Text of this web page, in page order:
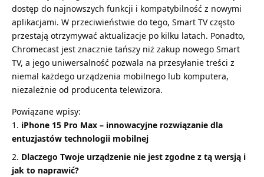
dostęp do najnowszych funkcji i kompatybilność z nowymi
aplikacjami. W przeciwieństwie do tego, Smart TV często
przestają otrzymywać aktualizacje po kilku latach. Ponadto,
Chromecast jest znacznie tańszy niż zakup nowego Smart
TV, a jego uniwersalność pozwala na przesyłanie treści z
niemal każdego urządzenia mobilnego lub komputera,
niezależnie od producenta telewizora.
Powiązane wpisy:
iPhone 15 Pro Max – innowacyjne rozwiązanie dla
entuzjastów technologii mobilnej
Dlaczego Twoje urządzenie nie jest zgodne z tą wersją i
jak to naprawić?